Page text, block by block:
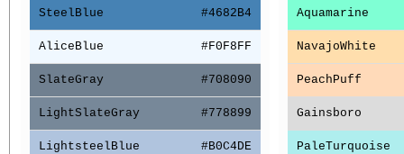
SteelBlue #4682B4
AliceBlue #F0F8FF
SlateGray #708090
LightSlateGray #778899
LightsteelBlue #B0C4DE
Aquamarine
NavajoWhite
PeachPuff
Gainsboro
PaleTurquoise